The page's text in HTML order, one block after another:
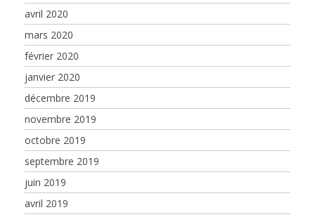
avril 2020
mars 2020
février 2020
janvier 2020
décembre 2019
novembre 2019
octobre 2019
septembre 2019
juin 2019
avril 2019